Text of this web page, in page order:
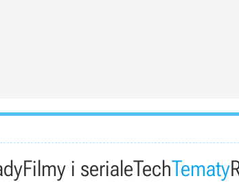
Filmy i serialeTechTematy